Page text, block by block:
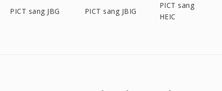
PICT sang JBG PICT sang JBIG
PICT sang
HEIC